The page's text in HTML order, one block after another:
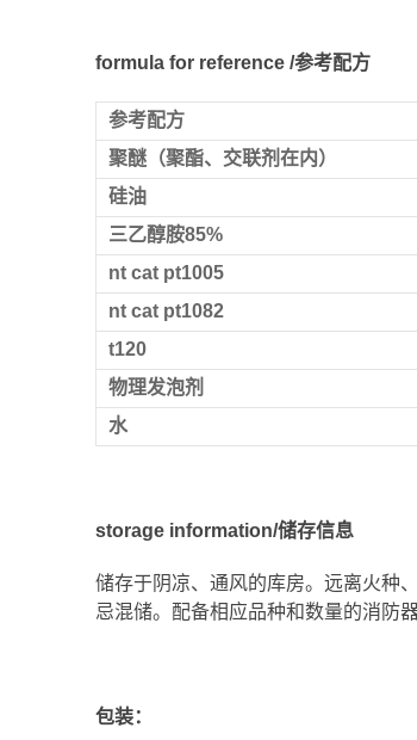
formula for reference /参考配方
参考配方
聚醚（聚酯、交联剂在内）
硅油
三乙醇胺85%
nt cat pt1005
nt cat pt1082
t120
物理发泡剂
水
storage information/储存信息
储存于阴凉、通风的库房。远离火种
忌混储。配备相应品种和数量的消防
包装：